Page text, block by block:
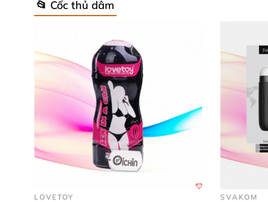
Cốc
Thông tin chi tiết của Cốc thủ dâm
Tên sản phẩm: Cốc thủ dâm cho nam Tenga
Mã sản phẩm: DC13K
Thể loại: Cốc thủ dâm , Đồ chơi cho nam
Tính năng: Hỗ trợ nam giới thủ dâm
📂 Cốc thủ dâm
LOVETOY SVAKOM